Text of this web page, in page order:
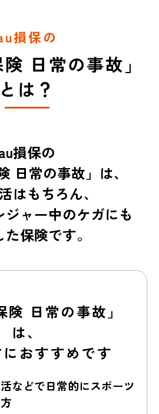
損保の
険 日常の事故」
とは？
損保の
日常の事故」は、
はもちろん、
ジャー中のケガにも
保険です。
険 日常の事故」
は、
おすすめです
などで日常的にスポーツ